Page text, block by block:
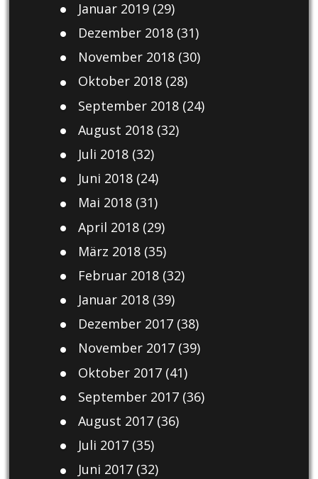
Januar 2019(29)
Dezember 2018(31)
November 2018(30)
Oktober 2018(28)
September 2018(24)
August 2018(32)
Juli 2018(32)
Juni 2018(24)
Mai 2018(31)
April 2018(29)
März 2018(35)
Februar 2018(32)
Januar 2018(39)
Dezember 2017(38)
November 2017(39)
Oktober 2017(41)
September 2017(36)
August 2017(36)
Juli 2017(35)
Juni 2017(32)